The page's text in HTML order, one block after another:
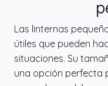
Las linternas
útiles que pueden
situaciones. Su
una opción perfecta